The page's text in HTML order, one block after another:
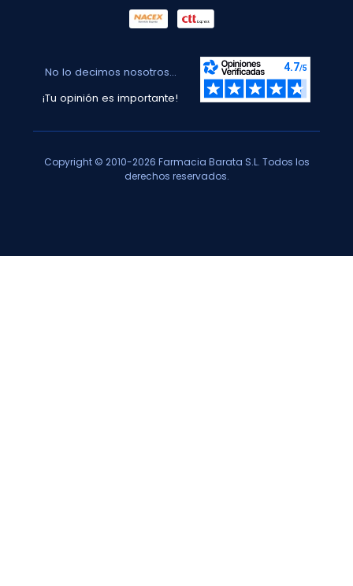
No lo decimos nosotros...
¡Tu opinión es importante!
Copyright © 2010-2026 Farmacia Barata S.L. Todos los
derechos reservados.